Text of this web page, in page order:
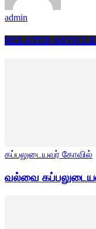
admin
RELATED
கப்பலுடையவர் கோவில்
வல்வை